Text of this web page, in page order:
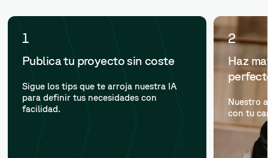
1
Publica tu proyecto sin coste
Sigue los tips que te arroja nuestra IA
para definir tus necesidades con
facilidad.
2
Haz
Nuestro
con tu